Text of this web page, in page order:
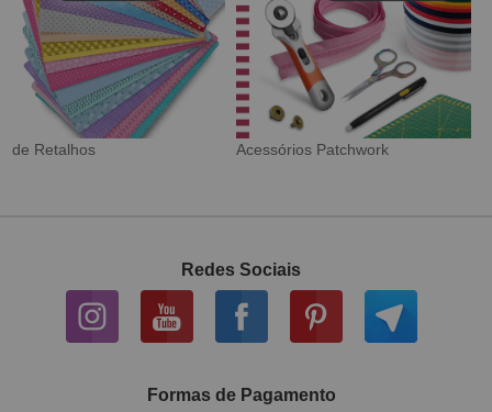
Tecido Digital Sarja Impermeável
Redes Sociais
Formas de Pagamento